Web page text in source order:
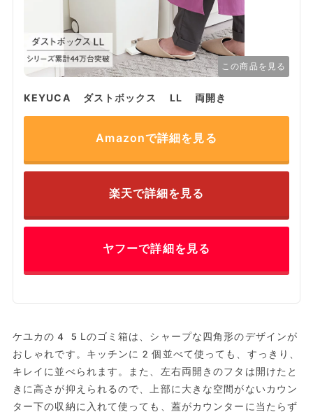
この商品を見る
KEYUCA ダストボックス LL 両開き
Amazonで詳細を見る
楽天で詳細を見る
ヤフーで詳細を見る
ケユカの45Lのゴミ箱は、シャープな四角形のデザインが
おしゃれです。キッチンに2個並べて使っても、すっきり、
キレイに並べられます。また、左右両開きのフタは開けたと
きに高さが抑えられるので、上部に大きな空間がないカウン
ター下の収納に入れて使っても、蓋がカウンターに当たらず